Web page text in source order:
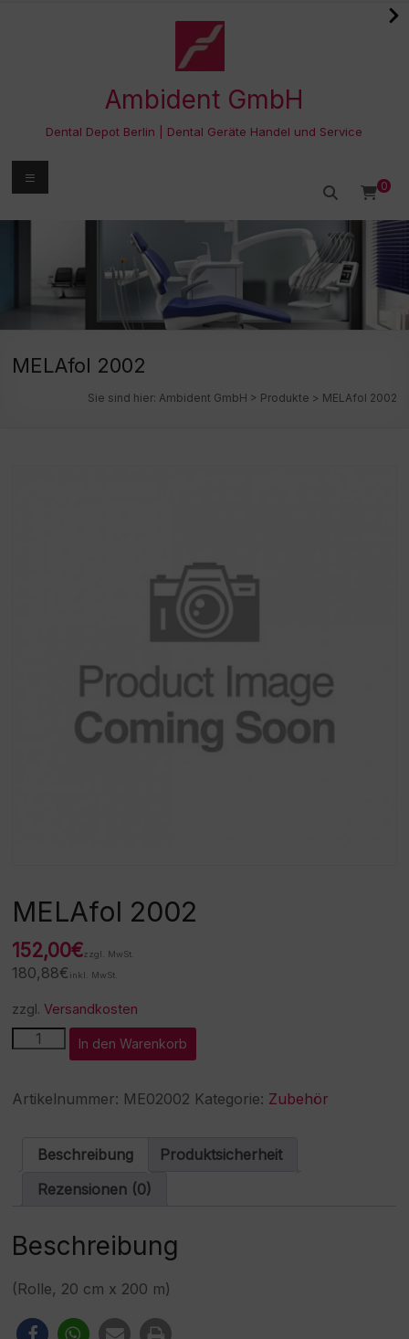
Ambident GmbH
Dental Depot Berlin | Dental Geräte Handel und Service
0
Menü
MELAfol 2002
Sie sind hier: Ambident GmbH > Produkte > MELAfol 2002
MELAfol 2002
152,00€zzgl. MwSt.
180,88€ inkl. MwSt.
zzgl.Versandkosten
MELAfol
2002
In den Warenkorb
l
e
r
t
Artikelnummer: ME02002 Kategorie: Zubehör
Beschreibung
Produktsicherheit
Rezensionen (0)
Beschreibung
(Rolle, 20 cm x 200 m)